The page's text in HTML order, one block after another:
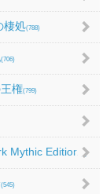
棲処(788)
(706)
権(799)
Mythic Edition (9)
(545)